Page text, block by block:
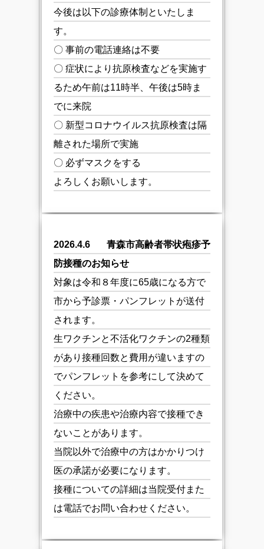
今後は以下の診療体制といたしま
す。
〇 事前の電話連絡は不要
〇 症状により抗原検査などを実施す
るため午前は11時半、午後は5時ま
でに来院
〇 新型コロナウイルス抗原検査は隔
離された場所で実施
〇 必ずマスクをする
よろしくお願いします。
2026.4.6 青森市高齢者帯状疱疹予
防接種のお知らせ
対象は令和８年度に65歳になる方で
市から予診票・パンフレットが送付
されます。
生ワクチンと不活化ワクチンの2種類
があり接種回数と費用が違いますの
でパンフレットを参考にして決めて
ください。
治療中の疾患や治療内容で接種でき
ないことがあります。
当院以外で治療中の方はかかりつけ
医の承諾が必要になります。
接種についての詳細は当院受付また
は電話でお問い合わせください。